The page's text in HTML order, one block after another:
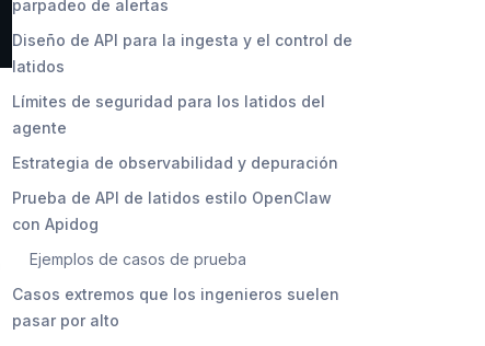
parpadeo de alertas
Diseño de API para la ingesta y el control de
latidos
Límites de seguridad para los latidos del
agente
Estrategia de observabilidad y depuración
Prueba de API de latidos estilo OpenClaw
con Apidog
Ejemplos de casos de prueba
Casos extremos que los ingenieros suelen
pasar por alto